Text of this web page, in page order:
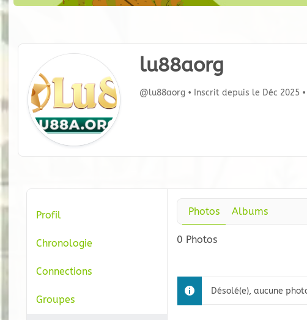
lu88aorg
@lu88aorg • Inscrit depuis le Déc 2025 •
Profil
Chronologie
Connections
Groupes
Photos Albums
0 Photos
Désolé(e), aucune